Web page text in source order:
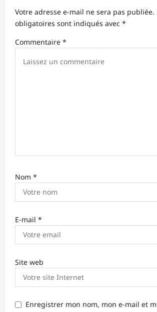
n
d
’
Votre adresse e-mail ne sera pas publiée.
obligatoires sont indiqués avec *
Commentaire *
Nom *
E-mail *
Site web
Enregistrer mon nom, mon e-mail et